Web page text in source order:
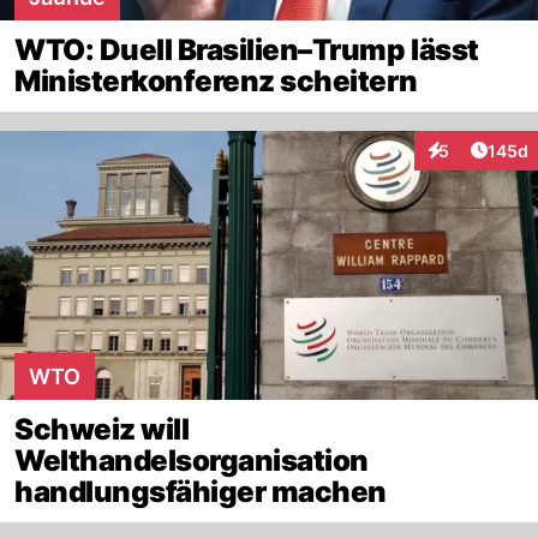
WTO: Duell Brasilien–Trump lässt
Ministerkonferenz scheitern
5
Interaktionen
145d
WTO
Schweiz will
Welthandelsorganisation
handlungsfähiger machen